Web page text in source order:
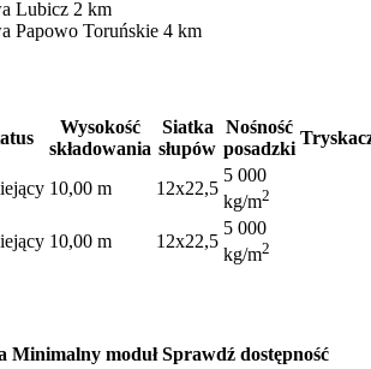
Lubicz 2 km
Papowo Toruńskie 4 km
Wysokość
składowania
Siatka
słupów
Nośność
posadzki
10,00 m 12x22,5
5 000
kg/m2
10,00 m 12x22,5
5 000
kg/m2
Minimalny moduł Sprawdź dostępność